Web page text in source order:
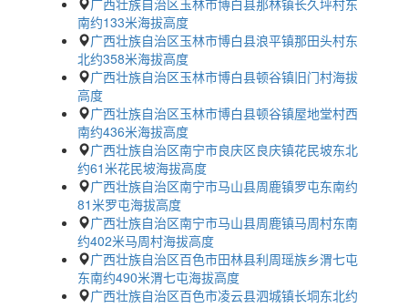
广西壮族自治区玉林市博白县那林镇长久坪村东
南约133米海拔高度
广西壮族自治区玉林市博白县浪平镇那田头村东
北约358米海拔高度
广西壮族自治区玉林市博白县顿谷镇旧门村海拔
高度
广西壮族自治区玉林市博白县顿谷镇屋地堂村西
南约436米海拔高度
广西壮族自治区南宁市良庆区良庆镇花民坡东北
约61米花民坡海拔高度
广西壮族自治区南宁市马山县周鹿镇罗屯东南约
81米罗屯海拔高度
广西壮族自治区南宁市马山县周鹿镇马周村东南
约402米马周村海拔高度
广西壮族自治区百色市田林县利周瑶族乡渭七屯
东南约490米渭七屯海拔高度
广西壮族自治区百色市凌云县泗城镇长垌东北约